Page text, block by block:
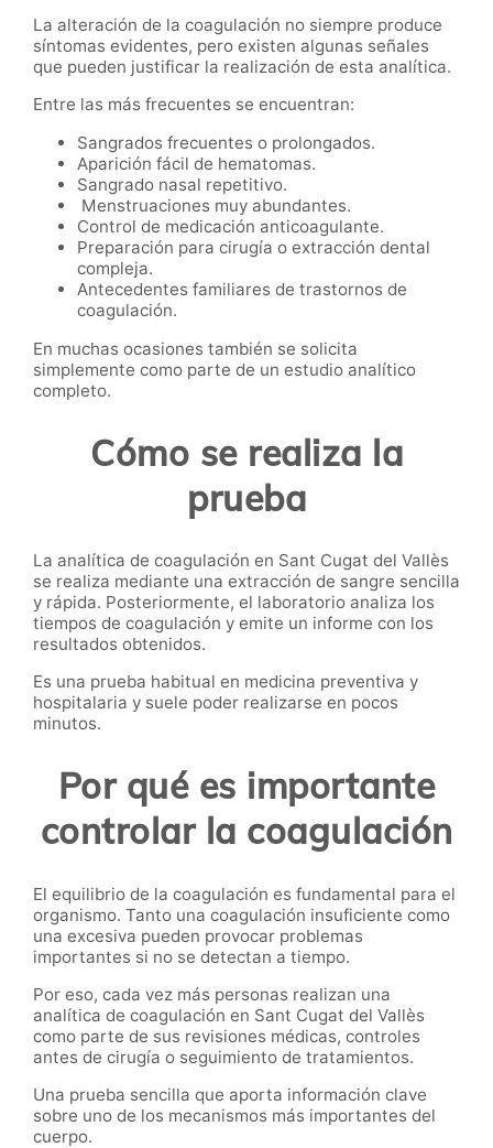
La alteración de la coagulación no siempre produce
síntomas evidentes, pero existen algunas señales
que pueden justificar la realización de esta analítica.
Entre las más frecuentes se encuentran:
Sangrados frecuentes o prolongados.
Aparición fácil de hematomas.
Sangrado nasal repetitivo.
Menstruaciones muy abundantes.
Control de medicación anticoagulante.
Preparación para cirugía o extracción dental
compleja.
Antecedentes familiares de trastornos de
coagulación.
En muchas ocasiones también se solicita
simplemente como parte de un estudio analítico
completo.
Cómo se realiza la
prueba
La analítica de coagulación en Sant Cugat del Vallès
se realiza mediante una extracción de sangre sencilla
y rápida. Posteriormente, el laboratorio analiza los
tiempos de coagulación y emite un informe con los
resultados obtenidos.
Es una prueba habitual en medicina preventiva y
hospitalaria y suele poder realizarse en pocos
minutos.
Por qué es importante
controlar la coagulación
El equilibrio de la coagulación es fundamental para el
organismo. Tanto una coagulación insuficiente como
una excesiva pueden provocar problemas
importantes si no se detectan a tiempo.
Por eso, cada vez más personas realizan una
analítica de coagulación en Sant Cugat del Vallès
como parte de sus revisiones médicas, controles
antes de cirugía o seguimiento de tratamientos.
Una prueba sencilla que aporta información clave
sobre uno de los mecanismos más importantes del
cuerpo.